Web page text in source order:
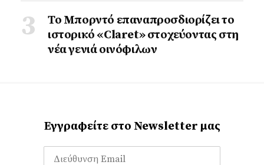
Το Μπορντό επαναπροσδιορίζει το
ιστορικό «Claret» στοχεύοντας στη
νέα γενιά οινόφιλων
Εγγραφείτε στο Newsletter μας